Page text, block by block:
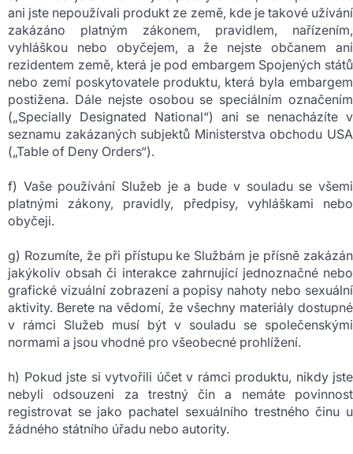
ani jste nepoužívali produkt ze země, kde je takové užívání
zakázáno platným zákonem, pravidlem, nařízením,
vyhláškou nebo obyčejem, a že nejste občanem ani
rezidentem země, která je pod embargem Spojených států
nebo zemí poskytovatele produktu, která byla embargem
postižena. Dále nejste osobou se speciálním označením
(„Specially Designated National“) ani se nenacházíte v
seznamu zakázaných subjektů Ministerstva obchodu USA
(„Table of Deny Orders“).
f) Vaše používání Služeb je a bude v souladu se všemi
platnými zákony, pravidly, předpisy, vyhláškami nebo
obyčeji.
g) Rozumíte, že při přístupu ke Službám je přísně zakázán
jakýkoliv obsah či interakce zahrnující jednoznačné nebo
grafické vizuální zobrazení a popisy nahoty nebo sexuální
aktivity. Berete na vědomí, že všechny materiály dostupné
v rámci Služeb musí být v souladu se společenskými
normami a jsou vhodné pro všeobecné prohlížení.
h) Pokud jste si vytvořili účet v rámci produktu, nikdy jste
nebyli odsouzeni za trestný čin a nemáte povinnost
registrovat se jako pachatel sexuálního trestného činu u
žádného státního úřadu nebo autority.